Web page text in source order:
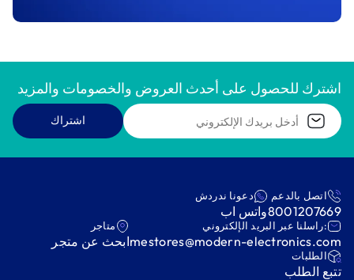
اشترك للحصول على أحدث العروض والخصومات والمزيد
اشتراك
اتصل بالدعم
8001207669
دعونا ندردش
واتس اب
:راسلنا عبر البريد الإلكتروني
mestores@modern-electronics.com
متاجر
ابحث عن متجر
‫الطلبات‬
‫تتبع الطلب‬